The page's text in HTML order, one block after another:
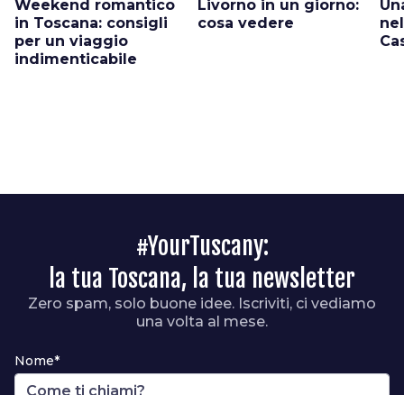
Weekend romantico
in Toscana: consigli
per un viaggio
indimenticabile
Livorno in un giorno:
cosa vedere
#YourTuscany:
la tua Toscana, la tua newsletter
Zero spam, solo buone idee. Iscriviti, ci vediamo
una volta al mese.
Nome*